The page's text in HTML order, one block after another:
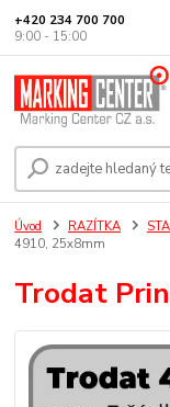
+420 234 700 700
9:00 - 15:00
Úvod RAZÍTKA
4910, 25x8mm
Trodat